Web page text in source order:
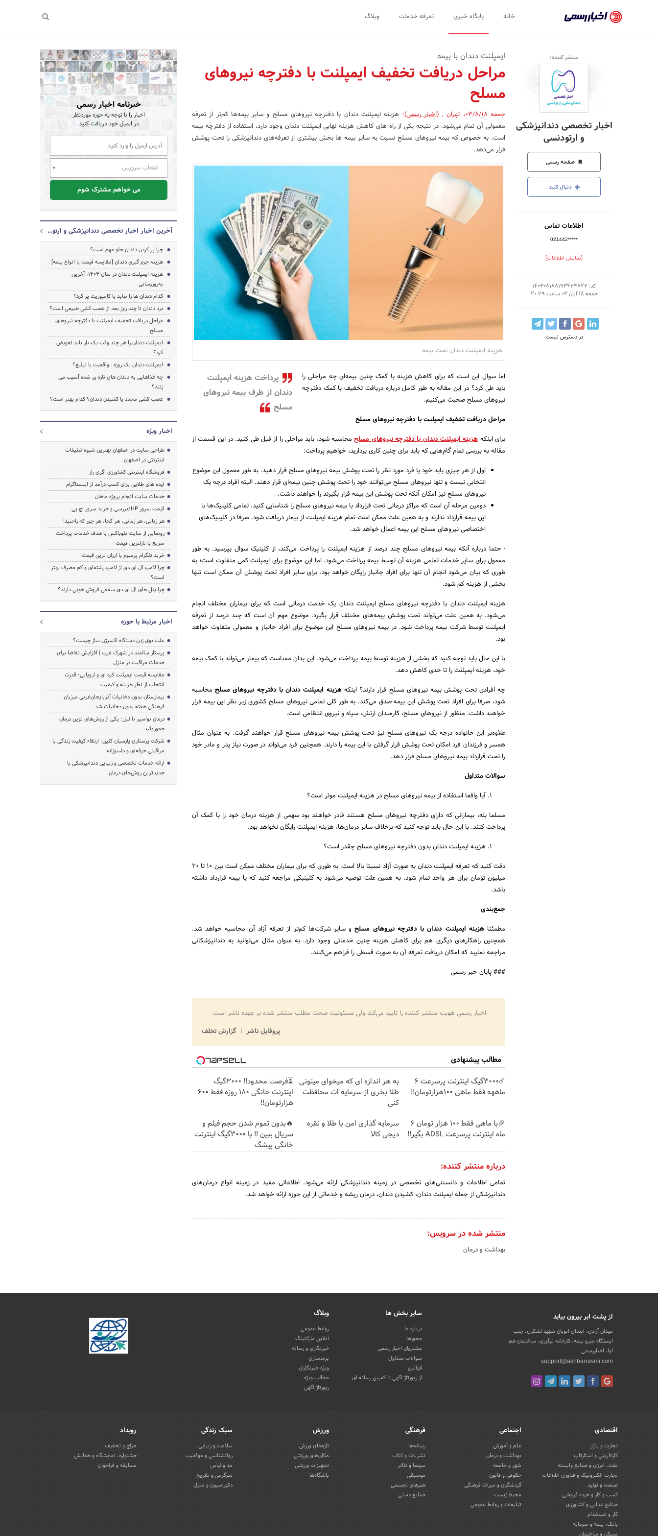
رسمی
-
اخبار
تایید
شده
شرکت‌ها،
سازمان‌ها
و
روابط
عمومی‌ها
خانه پایگاه خبری تعرفه خدمات وبلاگ
جستجو
منتشر کننده:
اخبار تخصصی دندانپزشکی
و ارتودنسی
صفحه رسمی
دنبال کنید
اطلاعات تماس
021442*****
[نمایش اطلاعات]
کد: 140308188193423827
جمعه 18 آبان 03 ساعت 20:29
در دسترس نیست
ایمپلنت دندان با بیمه
مراحل دریافت تخفیف ایمپلنت با دفترچه نیروهای
مسلح
جمعه 03/8/18 ، تهران ,(اخبار رسمی): هزینه ایمپلنت دندان با دفترچه نیروهای مسلح و سایر بیمه‌ها کم‌تر از تعرفه
معمولی آن تمام می‌شود. در نتیجه یکی از راه های کاهش هزینه نهایی ایمپلنت دندان وجود دارد، استفاده از دفترچه بیمه
است. به خصوص که بیمه نیروهای مسلح نسبت به سایر بیمه ها بخش بیشتری از تعرفه‌های دندانپزشکی را تحت پوشش
قرار می‌دهد.
هزینه ایمپلنت دندان تحت بیمه
پرداخت هزینه ایمپلنت
دندان از طرف بیمه نیروهای
مسلح
اما سوال این است که برای کاهش هزینه با کمک چنین بیمه‌ای چه مراحلی را
باید طی کرد؟ در این مقاله به طور کامل درباره دریافت تخفیف با کمک دفترچه
نیروهای مسلح صحبت می‌کنیم.
مراحل دریافت تخفیف ایمپلنت با دفترچه نیروهای مسلح
برای اینکههزینه ایمپلنت دندان با دفترچه نیروهای مسلحمحاسبه شود، باید مراحلی را از قبل طی کنید. در این قسمت از
مقاله به بررسی تمام گام‌هایی که باید برای چنین کاری بردارید، خواهیم پرداخت:
اول از هر چیزی باید خود یا فرد مورد نظر را تحت پوشش بیمه نیروهای مسلح قرار دهید. به طور معمول این موضوع
انتخابی نیست و تنها نیروهای مسلح می‌توانند خود را تحت پوشش چنین بیمه‌ای قرار دهند. البته افراد درجه یک
نیروهای مسلح نیز امکان آنکه تحت پوشش این بیمه قرار بگیرند را خواهند داشت.
دومین مرحله آن است که مراکز درمانی تحت قرارداد با بیمه نیروهای مسلح را شناسایی کنید. تمامی کلینیک‌ها با
این بیمه قرارداد ندارند و به همین علت ممکن است تمام هزینه ایمپلنت از بیمار دریافت شود. صرفا در کلینیک‌های
اختصاصی نیروهای مسلح این بیمه اعمال خواهد شد.
· حتما درباره آنکه بیمه نیروهای مسلح چند درصد از هزینه ایمپلنت را پرداخت می‌کند، از کلینیک سوال بپرسید. به طور
معمول برای سایر خدمات تمامی هزینه آن توسط بیمه پرداخت می‌شود. اما این موضوع برای ایمپلنت کمی متفاوت است؛ به
طوری که بیان می‌شود انجام آن تنها برای افراد جانباز رایگان خواهد بود. برای سایر افراد تحت پوشش آن ممکن است تنها
بخشی از هزینه کم شود.
هزینه ایمپلنت دندان با دفترچه نیروهای مسلح ایمپلنت دندان یک خدمت درمانی است که برای بیماران مختلف انجام
می‌شود. به همین علت می‌تواند تحت پوشش بیمه‌های مختلف قرار بگیرد. موضوع مهم آن است که چند درصد از تعرفه
ایمپلنت توسط شرکت بیمه پرداخت شود. در بیمه نیروهای مسلح این موضوع برای افراد جانباز و معمولی متفاوت خواهد
بود.
با این حال باید توجه کنید که بخشی از هزینه توسط بیمه پرداخت می‌شود. این بدان معناست که بیمار می‌تواند با کمک بیمه
خود، هزینه ایمپلنت را تا حدی کاهش دهد.
چه افرادی تحت پوشش بیمه نیروهای مسلح قرار دارند؟ اینکههزینه ایمپلنت دندان با دفترچه نیروهای مسلحمحاسبه
شود، صرفا برای افراد تحت پوشش این بیمه صدق می‌کند. به طور کلی تمامی نیروهای مسلح کشوری زیر نظر این بیمه قرار
خواهند داشت. منظور از نیروهای مسلح، کارمندان ارتش، سپاه و نیروی انتظامی است.
علاوه‌بر این خانواده درجه یک نیروهای مسلح نیز تحت پوشش بیمه نیروهای مسلح قرار خواهند گرفت. به عنوان مثال
همسر و فرزندان فرد امکان تحت پوشش قرار گرفتن با این بیمه را دارند. همچنین فرد می‌تواند در صورت نیاز پدر و مادر خود
را تحت قرارداد بیمه نیروهای مسلح قرار دهد.
سوالات متداول
آیا واقعا استفاده از بیمه نیروهای مسلح در هزینه ایمپلنت موثر است؟
مسلما بله، بیمارانی که دارای دفترچه نیروهای مسلح هستند قادر خواهند بود سهمی از هزینه درمان خود را با کمک آن
پرداخت کنند. با این حال باید توجه کنید که برخلاف سایر درمان‌ها، هزینه ایمپلنت رایگان نخواهد بود.
هزینه ایمپلنت دندان بدون دفترچه نیروهای مسلح چقدر است؟
دقت کنید که تعرفه ایمپلنت دندان به صورت آزاد نسبتا بالا است. به طوری که برای بیماران مختلف ممکن است بین 10 تا 20
میلیون تومان برای هر واحد تمام شود. به همین علت توصیه می‎‌شود به کلینیکی مراجعه کنید که با بیمه قرارداد داشته
باشد.
جمع‌بندی
مطمئناهزینه ایمپلنت دندان با دفترچه نیروهای مسلحو سایر شرکت‌ها کم‌تر از تعرفه آزاد آن محاسبه خواهد شد.
همچنین راهکارهای دیگری هم برای کاهش هزینه چنین خدماتی وجود دارد. به عنوان مثال می‌توانید به دندانپزشکانی
مراجعه نمایید که امکان دریافت تعرفه آن به صورت قسطی را فراهم می‌کنند.
### پایان خبر رسمی
اخبار رسمی هویت منتشر کننده را تایید می‌کند ولی مسئولیت صحت مطلب منتشر شده بر عهده ناشر است.
پروفایل ناشر
گزارش تخلف
مطالب پیشنهادی
☄️3000گیگ اینترنت پرسرعت 6
ماههه فقط ماهی 100هزارتومان!!
به هر اندازه ای که میخوای میتونی
طلا بخری از سرمایه ات محافظت
کنی
⏳فرصت محدود!! 3000گیگ
اینترنت خانگی 180 روزه فقط 600
هزارتومان!!
🎉با ماهی فقط 100 هزار تومان 6
ماه اینترنت پرسرعت ADSL بگیر!!
سرمایه گذاری امن با طلا و نقره
دیجی کالا
🔥بدون تموم شدن حجم فیلم و
سریال ببین !! با 3000گیگ اینترنت
خانگی پیشگ
درباره منتشر کننده:
تمامی اطلاعات و دانستنی‌های تخصصی در زمینه دندانپزشکی ارائه می‌شود. اطلاعاتی مفید در زمینه انواع درمان‌های
دندانپزشکی از جمله ایمپلنت دندان، کشیدن دندان، درمان ریشه و خدماتی از این حوزه ارائه خواهد شد.
منتشر شده در سرویس:
بهداشت و درمان
خبرنامه اخبار رسمی
اخبار را با توجه به حوزه موردنظر
در ایمیل خود دریافت کنید
انتخاب سرویس
می خواهم مشترک شوم
آخرین اخبار اخبار تخصصی دندانپزشکی و ارتودنسی
چرا پر کردن دندان جلو مهم است؟
هزینه جرم گیری دندان [مقایسه قیمت با انواع بیمه]
هزینه ایمپلنت دندان در سال 1403؛ آخرین
به‌روزرسانی
کدام دندان ها را نباید با کامپوزیت پر کرد؟
درد دندان تا چند روز بعد از عصب کشی طبیعی است؟
مراحل دریافت تخفیف ایمپلنت با دفترچه نیروهای
مسلح
ایمپلنت دندان را هر چند وقت یک بار باید تعویض
کرد؟
ایمپلنت دندان یک روزه : واقعیت یا تبلیغ؟
چه غذاهایی به دندان های تازه پر شده آسیب می
زنند؟
عصب کشی مجدد یا کشیدن دندان؟ کدام بهتر است؟
اخبار ویژه
طراحی سایت در اصفهان بهترین شیوه تبلیغات
اینترنتی در اصفهان
فروشگاه اینترنتی کشاورزی اگری راز
ایده های طلایی برای کسب درآمد از اینستاگرام
خدمات سایت انجام پروژه ماهان
قیمت سرور HP/بررسی و خرید سرور اچ پی
هر زبانی، هر زمانی، هر کجا، هر جور که راحتید!
رونمایی از سایت بلوباکس با هدف خدمات پرداخت
سریع با نازلترین قیمت
خرید تلگرام پرمیوم با ارزان ترین قیمت
چرا لامپ ال ای دی از لامپ رشته‌ای و کم مصرف بهتر
است؟
چرا پنل های ال ای دی سقفی فروش خوبی دارند؟
اخبار مرتبط با حوزه
علت بوق زدن دستگاه اکسیژن ساز چیست؟
پرستار سالمند در شهرک غرب | افزایش تقاضا برای
خدمات مراقبت در منزل
مقایسه قیمت ایمپلنت کره ای و اروپایی؛ قدرت
انتخاب از نظر هزینه و کیفیت
بیمارستان بدون دخانیات آذربایجان‌غربی میزبان
فرهنگی هفته بدون دخانیات شد
درمان بواسیر با لیزر؛ یکی از روش‌های نوین درمان
هموروئید
شرکت پرستاری پارسیان کلین؛ ارتقاء کیفیت زندگی با
مراقبتی حرفه‌ای و دلسوزانه
ارائه خدمات تخصصی و زیبایی دندانپزشکی با
جدیدترین روش‌های درمان
از پشت ابر بیرون بیاید
میدان آزادی، ابتدای اتوبان شهید لشکری، جنب
ایستگاه مترو بیمه، کارخانه نوآوری، ساختمان هم
آوا، اخباررسمی
support@akhbarrasmi.com
سایر بخش ها
درباره ما
مجوزها
مشتریان اخبار رسمی
سوالات متداول
قوانین
از رپورتاژ آگهی تا کمپین رسانه ای
وبلاگ
روابط عمومی
آنلاین مارکتینگ
خبرنگاری و رسانه
برندسازی
ویژه خبرنگاران
مطالب ویژه
رپورتاژ آگهی
اقتصادی
تجارت و بازار
کارآفرینی و استارتاپ
نفت، انرژی و صنایع وابسته
تجارت الکترونیک و فناوری اطلاعات
صنعت و تولید
کسب و کار و خرده فروشی
صنایع غذایی و کشاورزی
کار و استخدام
بانک، بیمه و سرمایه
مسکن و ساختمان
اجتماعی
علم و آموزش
بهداشت و درمان
شهر و جامعه
حقوقی و قانون
گردشگری و میراث فرهنگی
محیط زیست
تبلیغات و روابط عمومی
فرهنگی
رسانه‌ها
نشریات و کتاب
سینما و تئاتر
موسیقی
هنرهای تجسمی
صنایع دستی
ورزش
تازه‌های ورزش
مکان‌های ورزشی
تجهیزات ورزشی
باشگاه‌ها
سبک زندگی
سلامت و زیبایی
روانشناسی و موفقیت
مد و لباس
سرگرمی و تفریح
دکوراسیون و منزل
رویداد
حراج و تخفیف
جشنواره، نمایشگاه و همایش
مسابقه و فراخوان